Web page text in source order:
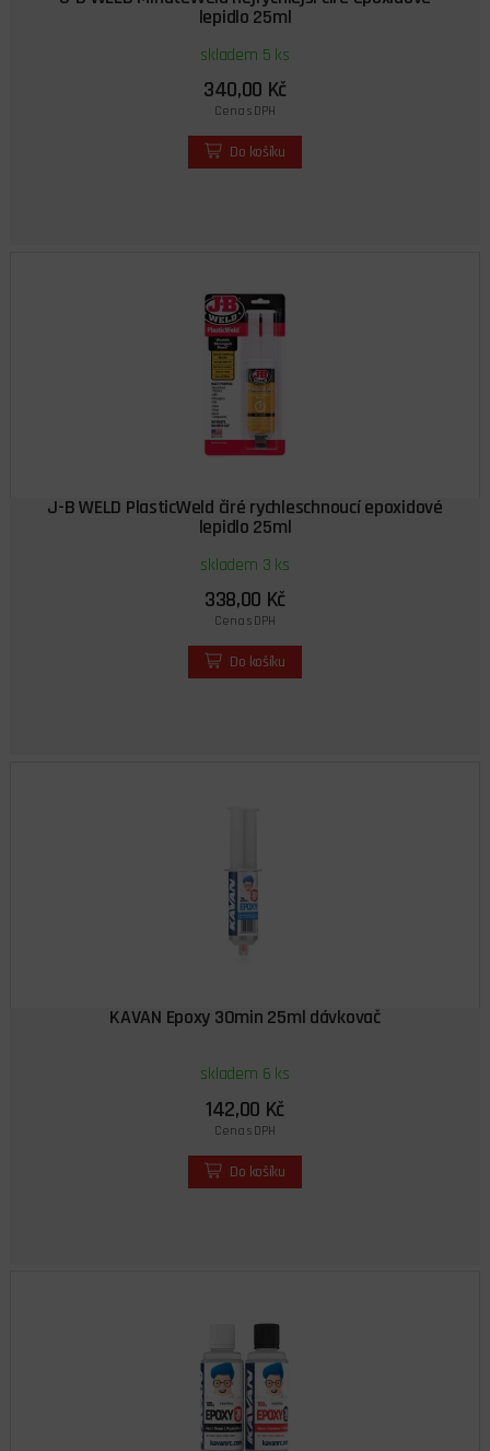
lepidlo 25ml
skladem 5 ks
340,00 Kč
Cena s DPH
Do košíku
J-B WELD PlasticWeld čiré rychleschnoucí epoxidové
lepidlo 25ml
skladem 3 ks
338,00 Kč
Cena s DPH
Do košíku
KAVAN Epoxy 30min 25ml dávkovač
skladem 6 ks
142,00 Kč
Cena s DPH
Do košíku